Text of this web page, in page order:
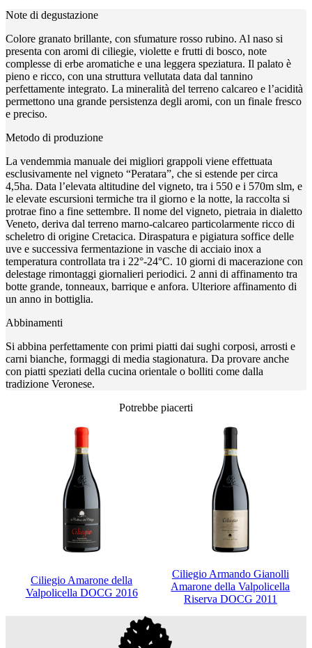
Note di degustazione
Colore granato brillante, con sfumature rosso rubino. Al naso si
presenta con aromi di ciliegie, violette e frutti di bosco, note
complesse di erbe aromatiche e una leggera speziatura. Il palato è
pieno e ricco, con una struttura vellutata data dal tannino
perfettamente integrato. La mineralità del terreno calcareo e l’acidità
permettono una grande persistenza degli aromi, con un finale fresco
e preciso.
Metodo di produzione
La vendemmia manuale dei migliori grappoli viene effettuata
esclusivamente nel vigneto “Peratara”, che si estende per circa
4,5ha. Data l’elevata altitudine del vigneto, tra i 550 e i 570m slm, e
le elevate escursioni termiche tra il giorno e la notte, la raccolta si
protrae fino a fine settembre. Il nome del vigneto, pietraia in dialetto
Veneto, deriva dal terreno marno-calcareo particolarmente ricco di
scheletro di origine Cretacica. Diraspatura e pigiatura soffice delle
uve e successiva fermentazione in vasche di acciaio inox a
temperatura controllata tra i 22°-24°C. 10 giorni di macerazione con
delestage rimontaggi giornalieri periodici. 2 anni di affinamento tra
botte grande, tonneaux, barrique e anfora. Ulteriore affinamento di
un anno in bottiglia.
Abbinamenti
Si abbina perfettamente con primi piatti dai sughi corposi, arrosti e
carni bianche, formaggi di media stagionatura. Da provare anche
con piatti speziati della cucina orientale o bolliti come dalla
tradizione Veronese.
Potrebbe piacerti
Ciliegio Amarone della
Valpolicella DOCG 2016
Ciliegio Armando Gianolli
Amarone della Valpolicella
Riserva DOCG 2011